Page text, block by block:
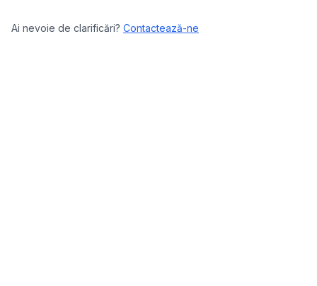
Ai nevoie de clarificări? Contactează-ne